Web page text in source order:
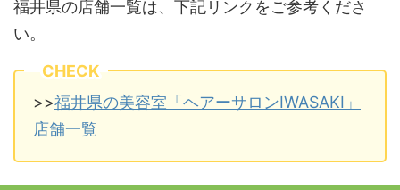
福井県の店舗一覧は、下記リンクをご参考くださ
い。
CHECK
>>福井県の美容室「ヘアーサロンIWASAKI」
店舗一覧